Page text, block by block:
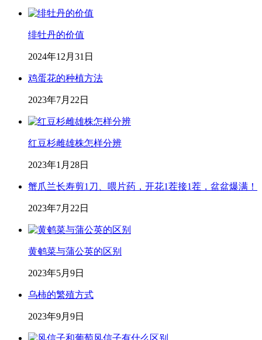
绯牡丹的价值
2024年12月31日
鸡蛋花的种植方法
2023年7月22日
红豆杉雌雄株怎样分辨
2023年1月28日
蟹爪兰长寿剪1刀、喂片药，开花1茬接1茬，盆盆爆满！
2023年7月22日
黄鹌菜与蒲公英的区别
2023年5月9日
乌柿的繁殖方式
2023年9月9日